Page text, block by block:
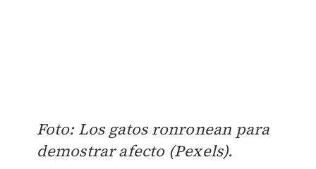
Foto: Los gatos ronronean para
demostrar afecto (Pexels).